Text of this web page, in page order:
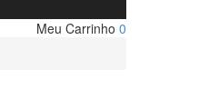
Meu Carrinho 0